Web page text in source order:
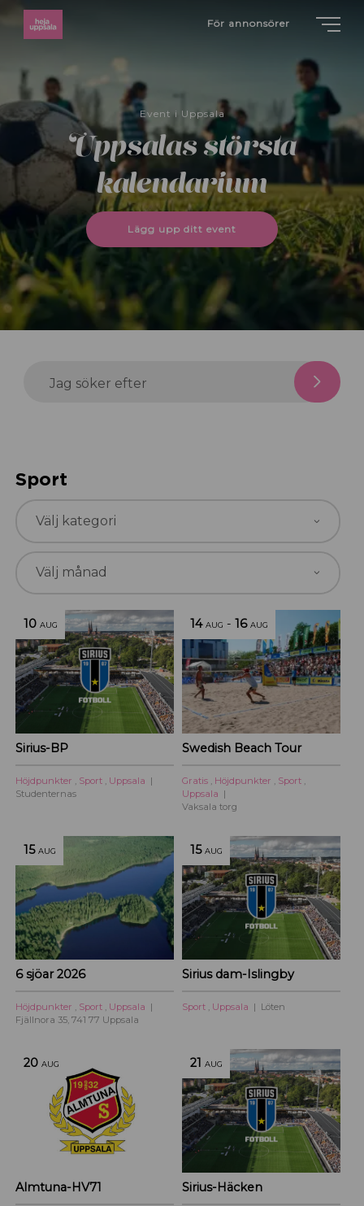
För annonsörer
Event i Uppsala
Uppsalas största
kalendarium
Lägg upp ditt event
Jag söker efter
Sport
10 AUG
Sirius-BP
Höjdpunkter Sport
Uppsala
Studenternas
14 AUG - 16 AUG
Swedish Beach Tour
Gratis Höjdpunkter Sport
Uppsala
Vaksala torg
15 AUG
6 sjöar 2026
Höjdpunkter Sport
Uppsala
Fjällnora 35, 741 77 Uppsala
15 AUG
Sirius dam-Islingby
Sport Uppsala Löten
20 AUG
Almtuna-HV71
21 AUG
Sirius-Häcken